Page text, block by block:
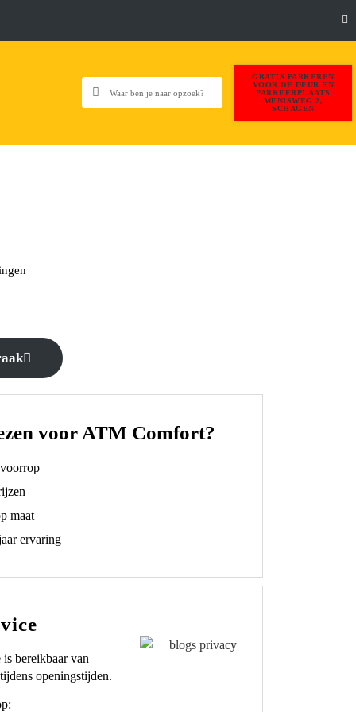
GRATIS PARKEREN
VOOR DE DEUR EN
PARKEERPLAATS
MENISWEG 2,
SCHAGEN
voor ATM Comfort?
maat
ervaring
bereikbaar van
openingstijden.